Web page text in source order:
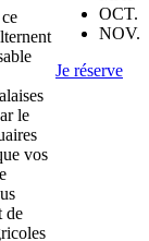
le
vos
de
OCT.
NOV.
Je réserve